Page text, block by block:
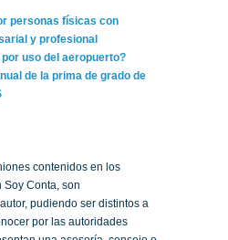
personas físicas con
y profesional
uso del aeropuerto?
de la prima de grado de
contenidos en los
Conta, son
pudiendo ser distintos a
por las autoridades